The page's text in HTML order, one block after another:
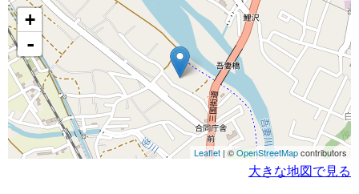
+
-
Leaflet | ©OpenStreetMapcontributors
大きな地図で見る